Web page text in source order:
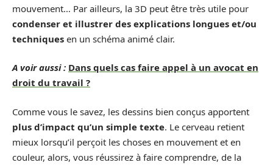
mouvement… Par ailleurs, la 3D peut être très utile pour
condenser et illustrer des explications longues et/ou
techniques en un schéma animé clair.
A voir aussi : Dans quels cas faire appel à un avocat en
droit du travail ?
Comme vous le savez, les dessins bien conçus apportent
plus d’impact qu’un simple texte. Le cerveau retient
mieux lorsqu’il perçoit les choses en mouvement et en
couleur, alors, vous réussirez à faire comprendre, de la